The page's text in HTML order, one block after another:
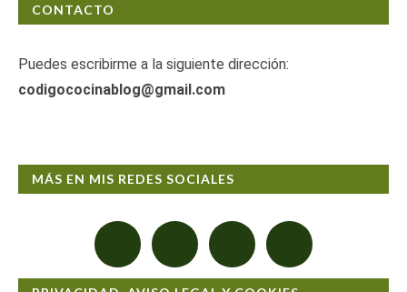
CONTACTO
Puedes escribirme a la siguiente dirección:
codigococinablog@gmail.com
MÁS EN MIS REDES SOCIALES